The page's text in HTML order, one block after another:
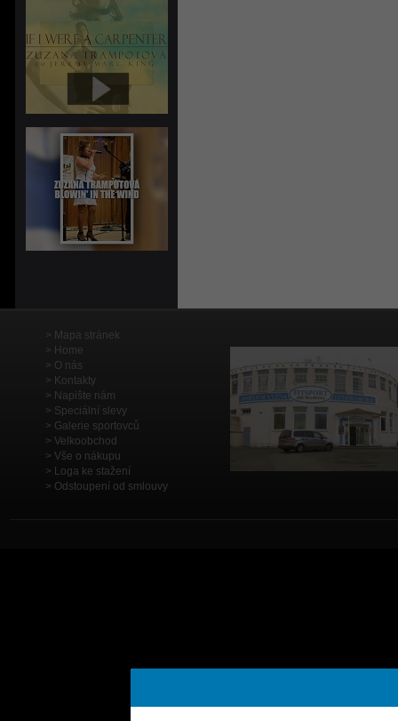
Mapa stránek
Home
O nás
Kontakty
Napište nám
Speciální slevy
Galerie sportovců
Velkoobchod
Vše o nákupu
Loga ke stažení
Odstoupení od smlouvy